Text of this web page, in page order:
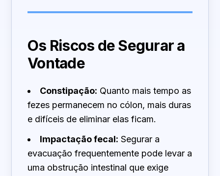
Os Riscos de Segurar a
Vontade
Constipação: Quanto mais tempo as
fezes permanecem no cólon, mais duras
e difíceis de eliminar elas ficam.
Impactação fecal: Segurar a
evacuação frequentemente pode levar a
uma obstrução intestinal que exige